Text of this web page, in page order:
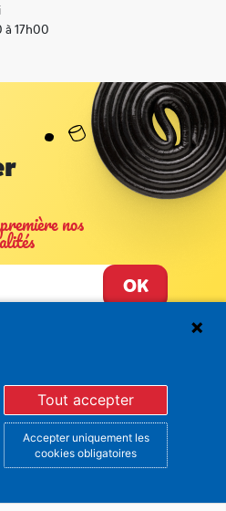
à 17h00
nos
de vos données
vos droits, merci de
de Protection des Données
vous désinscrire dans la
envoyées.
Tout accepter
Accepter uniquement les
cookies obligatoires